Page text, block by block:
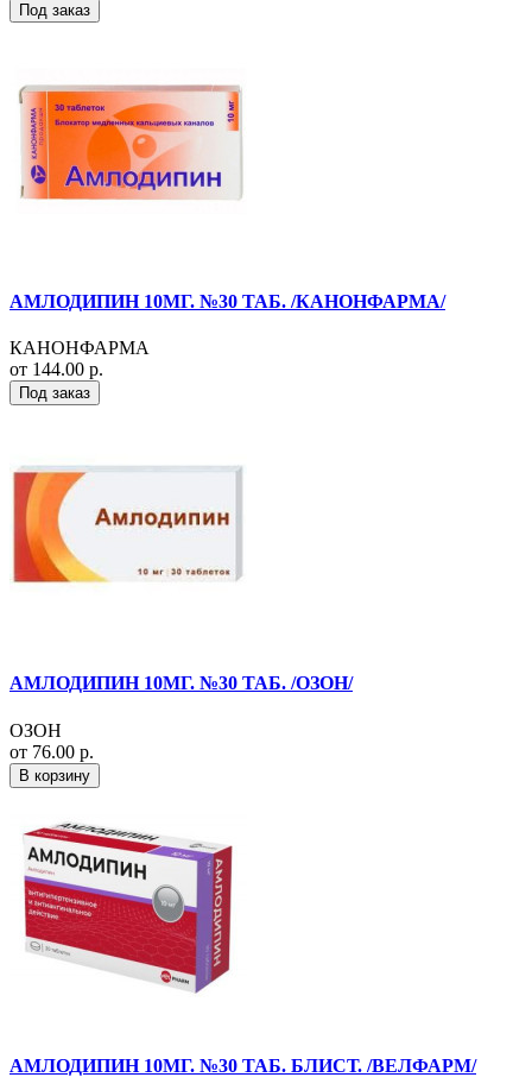
Под заказ
АМЛОДИПИН 10МГ. №30 ТАБ. /КАНОНФАРМА/
КАНОНФАРМА
от 144.00 р.
Под заказ
АМЛОДИПИН 10МГ. №30 ТАБ. /ОЗОН/
ОЗОН
от 76.00 р.
В корзину
АМЛОДИПИН 10МГ. №30 ТАБ. БЛИСТ. /ВЕЛФАРМ/